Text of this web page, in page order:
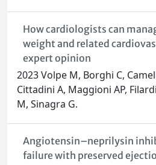
How cardiologists can
weight and related
expert opinion
2023 Volpe M, Borghi C,
Cittadini A, Maggioni AP,
M, Sinagra G.
Angiotensin–neprilysin
failure with preserved